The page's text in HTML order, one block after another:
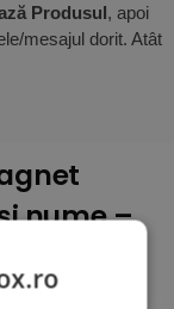
Produsul, apoi
mesajul dorit. Atât
nume –